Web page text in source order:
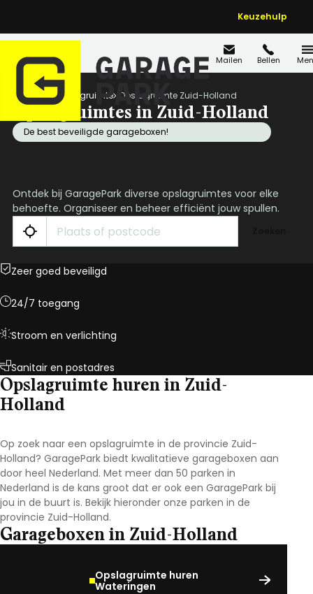
Keuzehulp
Mailen Bellen
Home Opslagruimte Opslagruimte Zuid-Holland
Opslagruimtes in Zuid-Holland
De best beveiligde garageboxen!
Ontdek bij GaragePark diverse opslagruimtes voor elke
behoefte. Organiseer en beheer efficiënt jouw spullen.
Zeer goed beveiligd
24/7 toegang
Stroom en verlichting
Sanitair en postadres
Opslagruimte huren in Zuid-
Holland
Op zoek naar een opslagruimte in de provincie Zuid-
Holland? GaragePark biedt kwalitatieve garageboxen aan
door heel Nederland. Met meer dan 50 parken in
Nederland is de kans groot dat er ook een GaragePark bij
jou in de buurt is. Bekijk hieronder onze parken in de
provincie Zuid-Holland.
Garageboxen in Zuid-Holland
Opslagruimte huren
Wateringen